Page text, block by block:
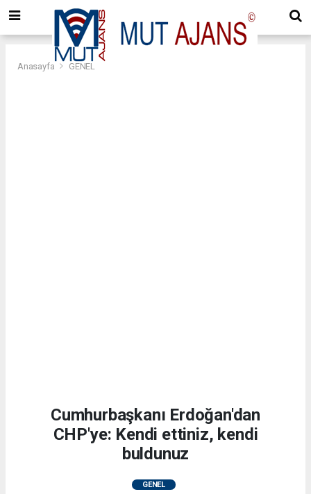
Anasayfa GENEL
Cumhurbaşkanı Erdoğan'dan
CHP'ye: Kendi ettiniz, kendi
buldunuz
GENEL